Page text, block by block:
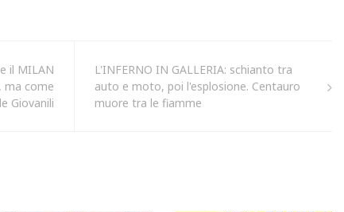
il MILAN
ma come
Giovanili
L'INFERNO IN GALLERIA: schianto tra
auto e moto, poi l'esplosione. Centauro
muore tra le fiamme